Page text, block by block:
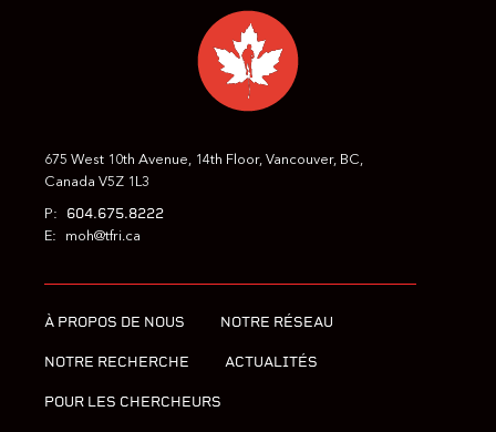
675 West 10th Avenue, 14th Floor, Vancouver, BC,
Canada V5Z 1L3
P: 604.675.8222
E: moh@tfri.ca
À PROPOS DE NOUS NOTRE RÉSEAU
NOTRE RECHERCHE ACTUALITÉS
POUR LES CHERCHEURS